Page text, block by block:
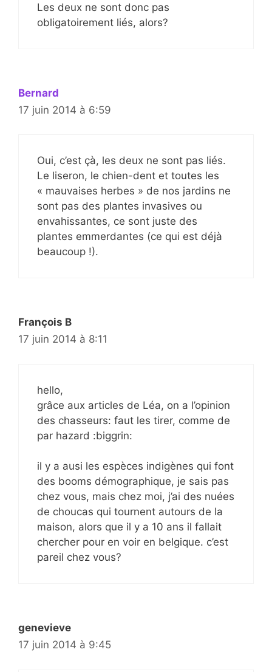
Les deux ne sont donc pas
obligatoirement liés, alors?
Bernard
17 juin 2014 à 6:59
Oui, c’est çà, les deux ne sont pas liés.
Le liseron, le chien-dent et toutes les
« mauvaises herbes » de nos jardins ne
sont pas des plantes invasives ou
envahissantes, ce sont juste des
plantes emmerdantes (ce qui est déjà
beaucoup !).
François B
17 juin 2014 à 8:11
hello,
grâce aux articles de Léa, on a l’opinion
des chasseurs: faut les tirer, comme de
par hazard :biggrin:
il y a ausi les espèces indigènes qui font
des booms démographique, je sais pas
chez vous, mais chez moi, j’ai des nuées
de choucas qui tournent autours de la
maison, alors que il y a 10 ans il fallait
chercher pour en voir en belgique. c’est
pareil chez vous?
genevieve
17 juin 2014 à 9:45